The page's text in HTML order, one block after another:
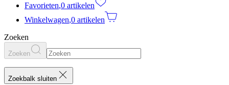
Favorieten,0 artikelen
Winkelwagen,0 artikelen
Zoeken
Zoeken
Zoekbalk sluiten